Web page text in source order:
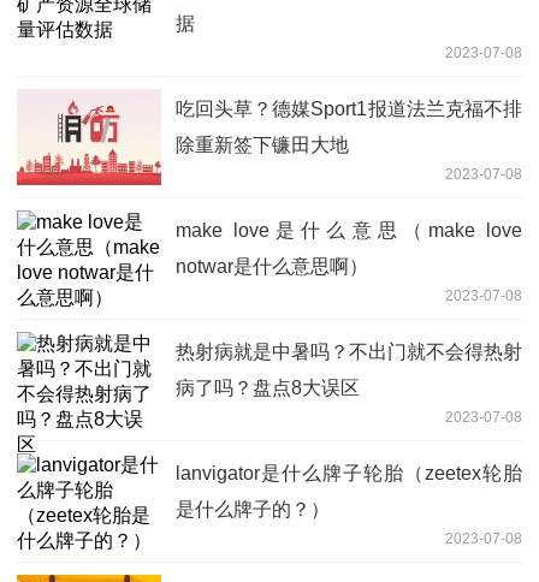
据
2023-07-08
吃回头草？德媒Sport1报道法兰克福不排
除重新签下镰田大地
2023-07-08
make love是什么意思（make love
notwar是什么意思啊）
2023-07-08
热射病就是中暑吗？不出门就不会得热射
病了吗？盘点8大误区
2023-07-08
lanvigator是什么牌子轮胎（zeetex轮胎
是什么牌子的？）
2023-07-08